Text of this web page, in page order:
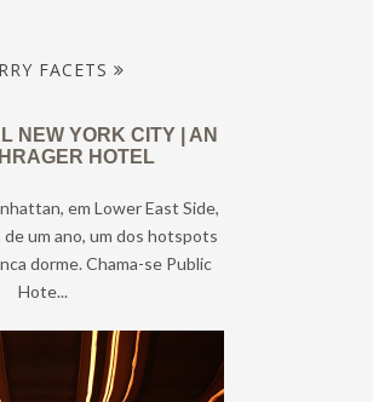
FACETS
NEW YORK CITY | AN
HOTEL
em Lower East Side,
de um ano, um dos hotspots
dorme. Chama-se Public
Hote...